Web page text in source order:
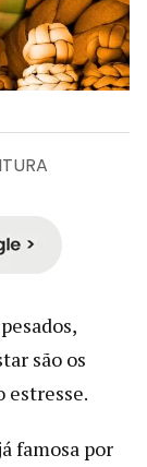
são os
estresse.
famosa por